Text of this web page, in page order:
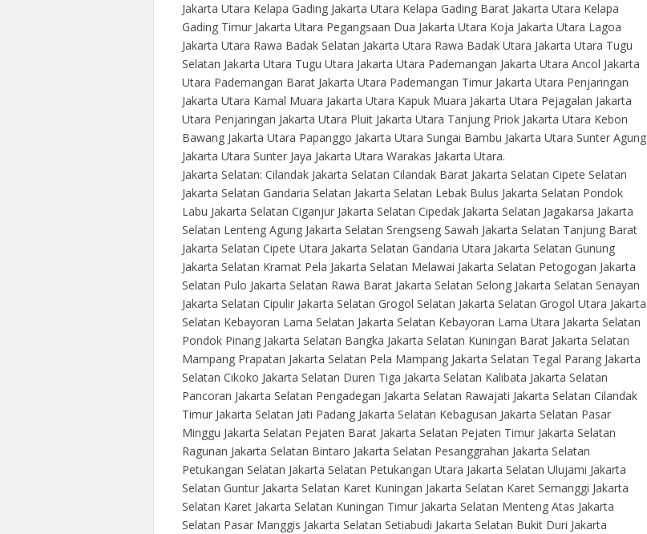
Jakarta Utara Kelapa Gading Jakarta Utara Kelapa Gading Barat Jakarta Utara Kelapa
Gading Timur Jakarta Utara Pegangsaan Dua Jakarta Utara Koja Jakarta Utara Lagoa
Jakarta Utara Rawa Badak Selatan Jakarta Utara Rawa Badak Utara Jakarta Utara Tugu
Selatan Jakarta Utara Tugu Utara Jakarta Utara Pademangan Jakarta Utara Ancol Jakarta
Utara Pademangan Barat Jakarta Utara Pademangan Timur Jakarta Utara Penjaringan
Jakarta Utara Kamal Muara Jakarta Utara Kapuk Muara Jakarta Utara Pejagalan Jakarta
Utara Penjaringan Jakarta Utara Pluit Jakarta Utara Tanjung Priok Jakarta Utara Kebon
Bawang Jakarta Utara Papanggo Jakarta Utara Sungai Bambu Jakarta Utara Sunter Agung
Jakarta Utara Sunter Jaya Jakarta Utara Warakas Jakarta Utara.
Jakarta Selatan: Cilandak Jakarta Selatan Cilandak Barat Jakarta Selatan Cipete Selatan
Jakarta Selatan Gandaria Selatan Jakarta Selatan Lebak Bulus Jakarta Selatan Pondok
Labu Jakarta Selatan Ciganjur Jakarta Selatan Cipedak Jakarta Selatan Jagakarsa Jakarta
Selatan Lenteng Agung Jakarta Selatan Srengseng Sawah Jakarta Selatan Tanjung Barat
Jakarta Selatan Cipete Utara Jakarta Selatan Gandaria Utara Jakarta Selatan Gunung
Jakarta Selatan Kramat Pela Jakarta Selatan Melawai Jakarta Selatan Petogogan Jakarta
Selatan Pulo Jakarta Selatan Rawa Barat Jakarta Selatan Selong Jakarta Selatan Senayan
Jakarta Selatan Cipulir Jakarta Selatan Grogol Selatan Jakarta Selatan Grogol Utara Jakarta
Selatan Kebayoran Lama Selatan Jakarta Selatan Kebayoran Lama Utara Jakarta Selatan
Pondok Pinang Jakarta Selatan Bangka Jakarta Selatan Kuningan Barat Jakarta Selatan
Mampang Prapatan Jakarta Selatan Pela Mampang Jakarta Selatan Tegal Parang Jakarta
Selatan Cikoko Jakarta Selatan Duren Tiga Jakarta Selatan Kalibata Jakarta Selatan
Pancoran Jakarta Selatan Pengadegan Jakarta Selatan Rawajati Jakarta Selatan Cilandak
Timur Jakarta Selatan Jati Padang Jakarta Selatan Kebagusan Jakarta Selatan Pasar
Minggu Jakarta Selatan Pejaten Barat Jakarta Selatan Pejaten Timur Jakarta Selatan
Ragunan Jakarta Selatan Bintaro Jakarta Selatan Pesanggrahan Jakarta Selatan
Petukangan Selatan Jakarta Selatan Petukangan Utara Jakarta Selatan Ulujami Jakarta
Selatan Guntur Jakarta Selatan Karet Kuningan Jakarta Selatan Karet Semanggi Jakarta
Selatan Karet Jakarta Selatan Kuningan Timur Jakarta Selatan Menteng Atas Jakarta
Selatan Pasar Manggis Jakarta Selatan Setiabudi Jakarta Selatan Bukit Duri Jakarta